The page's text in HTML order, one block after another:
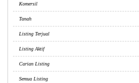
Komersil
Tanah
Listing Terjual
Listing Aktif
Carian Listing
Semua Listing